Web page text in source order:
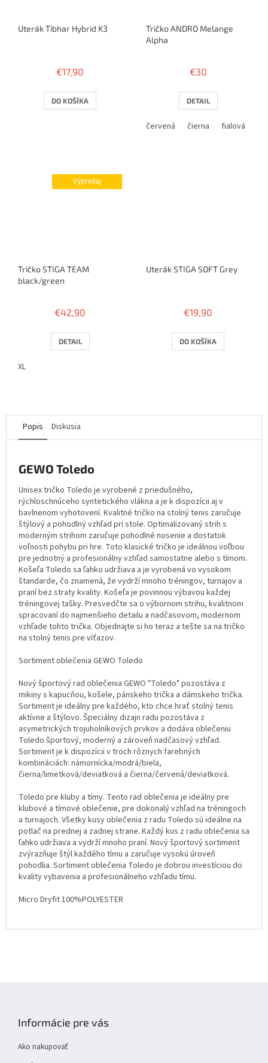
Uterák Tibhar Hybrid K3
€17,90
DO KOŠÍKA
Tričko ANDRO Melange
Alpha
€30
DETAIL
červená čierna fialová
Výpredaj
Tričko STIGA TEAM
black/green
€42,90
DETAIL
XL
Uterák STIGA SOFT Grey
€19,90
DO KOŠÍKA
Popis Diskusia
GEWO Toledo
Unisex tričko Toledo je vyrobené z priedušného,
rýchloschnúceho syntetického vlákna a je k dispozícii aj v
bavlnenom vyhotovení. Kvalitné tričko na stolný tenis zaručuje
štýlový a pohodlný vzhľad pri stole. Optimalizovaný strih s
moderným strihom zaručuje pohodlné nosenie a dostatok
voľnosti pohybu pri hre. Toto klasické tričko je ideálnou voľbou
pre jednotný a profesionálny vzhľad samostatne alebo s tímom.
Košeľa Toledo sa ľahko udržiava a je vyrobená vo vysokom
štandarde, čo znamená, že vydrží mnoho tréningov, turnajov a
praní bez straty kvality. Košeľa je povinnou výbavou každej
tréningovej tašky. Presvedčte sa o výbornom strihu, kvalitnom
spracovaní do najmenšieho detailu a nadčasovom, modernom
vzhľade tohto trička. Objednajte si ho teraz a tešte sa na tričko
na stolný tenis pre víťazov.
Sortiment oblečenia GEWO Toledo
Nový športový rad oblečenia GEWO "Toledo" pozostáva z
mikiny s kapucňou, košele, pánskeho trička a dámskeho trička.
Sortiment je ideálny pre každého, kto chce hrať stolný tenis
aktívne a štýlovo. Špeciálny dizajn radu pozostáva z
asymetrických trojuholníkových prvkov a dodáva oblečeniu
Toledo športový, moderný a zároveň nadčasový vzhľad.
Sortiment je k dispozícii v troch rôznych farebných
kombináciách: námornícka/modrá/biela,
čierna/limetková/deviatková a čierna/červená/deviatková.
Toledo pre kluby a tímy. Tento rad oblečenia je ideálny pre
klubové a tímové oblečenie, pre dokonalý vzhľad na tréningoch
a turnajoch. Všetky kusy oblečenia z radu Toledo sú ideálne na
potlač na prednej a zadnej strane. Každý kus z radu oblečenia sa
ľahko udržiava a vydrží mnoho praní. Nový športový sortiment
zvýrazňuje štýl každého tímu a zaručuje vysokú úroveň
pohodlia. Sortiment oblečenia Toledo je dobrou investíciou do
kvality vybavenia a profesionálneho vzhľadu tímu.
Micro Dryfit 100%POLYESTER
Informácie pre vás
Ako nakupovať